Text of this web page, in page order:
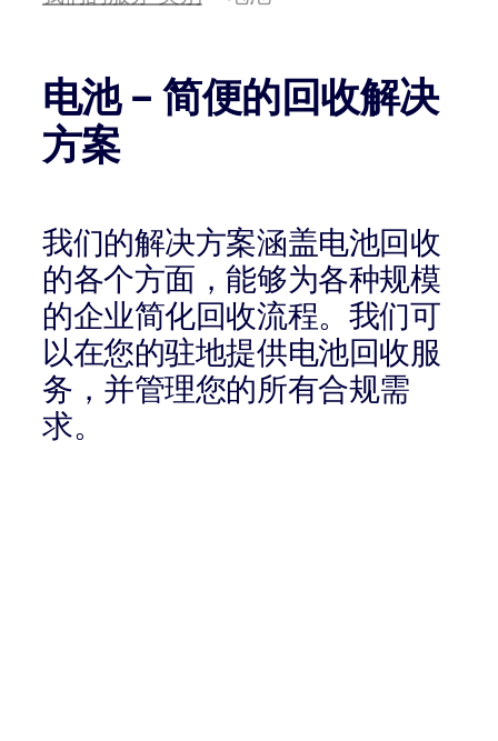
电池 – 简便的回收解决
方案
我们的解决方案涵盖电池回收
的各个方面，能够为各种规模
的企业简化回收流程。我们可
以在您的驻地提供电池回收服
务，并管理您的所有合规需
求。